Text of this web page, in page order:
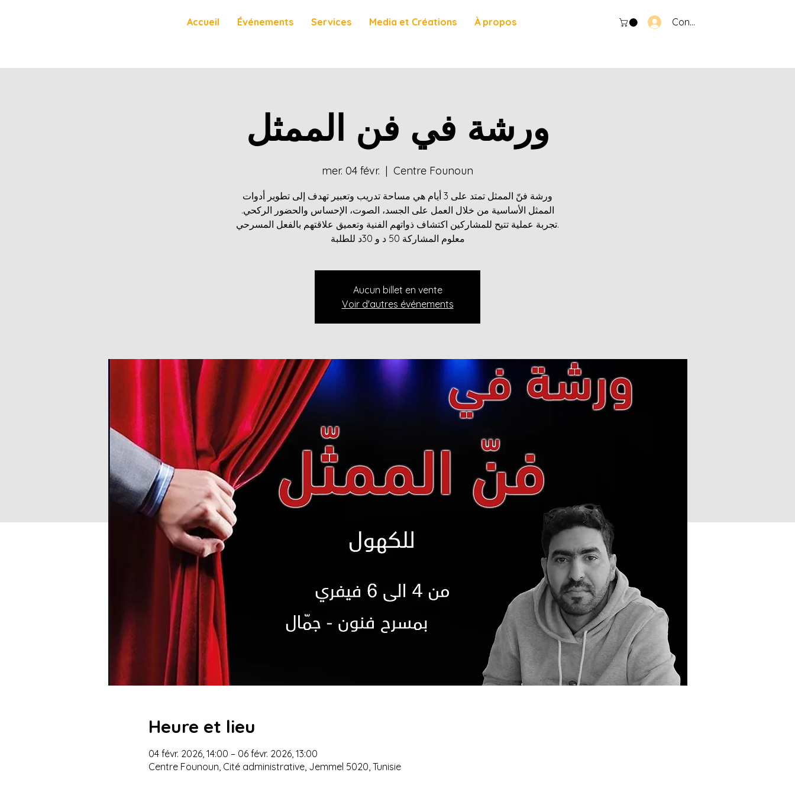
Accueil Événements Services Media et Créations À propos Connexion
ورشة في فن الممثل
mer. 04 févr.
  |
Centre Founoun
ورشة فنّ الممثل تمتد على 3 أيام هي مساحة تدريب وتعبير تهدف إلى تطوير أدوات
الممثل الأساسية من خلال العمل على الجسد، الصوت، الإحساس والحضور الركحي.
تجربة عملية تتيح للمشاركين اكتشاف ذواتهم الفنية وتعميق علاقتهم بالفعل المسرحي.
معلوم المشاركة 50 د و 30د للطلبة
Aucun billet en vente
Voir d'autres événements
Heure et lieu
04 févr. 2026, 14:00 – 06 févr. 2026, 13:00
Centre Founoun, Cité administrative, Jemmel 5020, Tunisie